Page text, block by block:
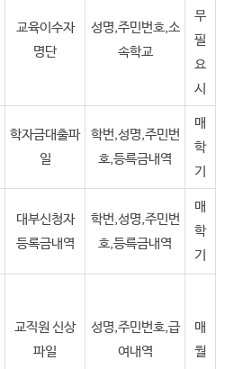
교육이수자
명단
성명,주민번호,소
속학교
무
필
요
시
학자금대출파
일
학번,성명,주민번
호,등륵금내역
매
학
기
대부신청자
등록금내역
학번,성명,주민번
호,등륵금내역
매
학
기
교직원 신상
파일
성명,주민번호,급
여내역
매
월